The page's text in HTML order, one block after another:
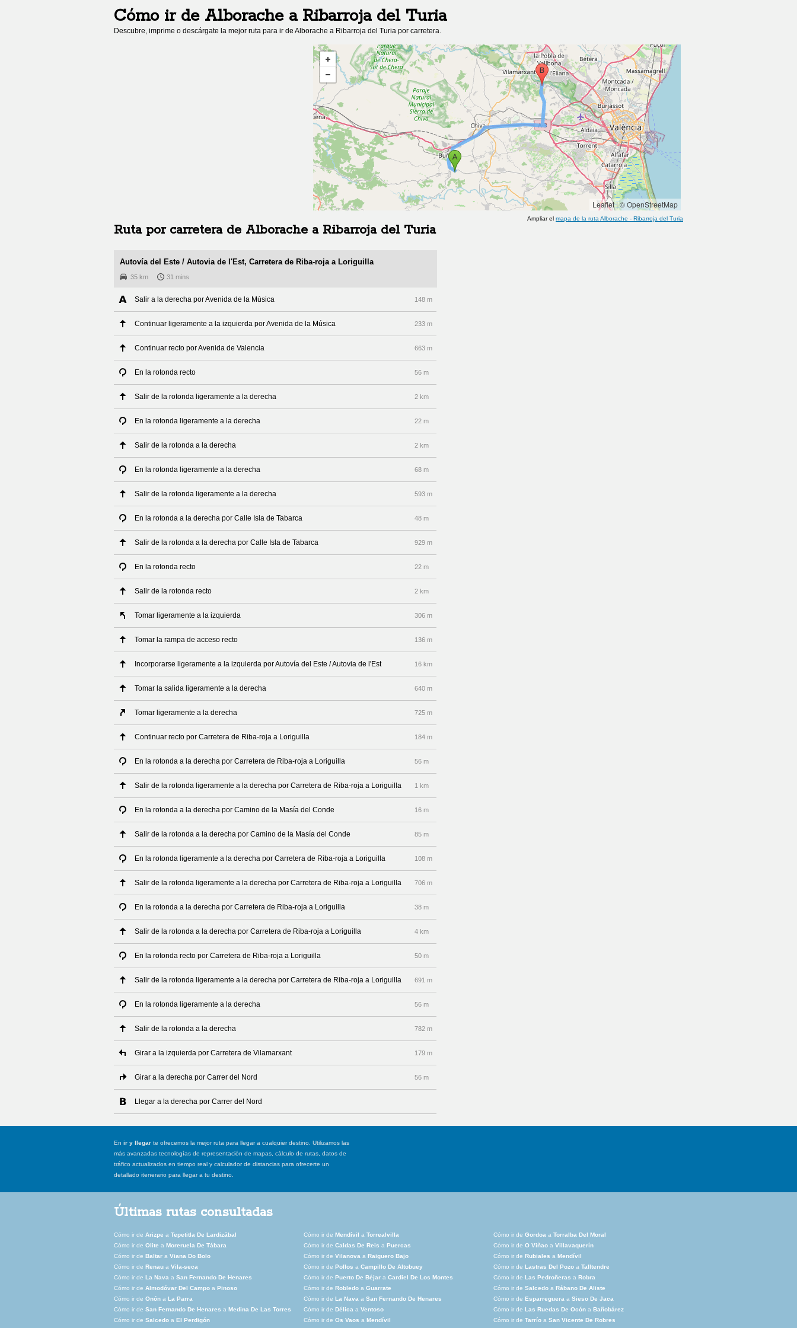
Cómo ir de Alborachea Ribarroja del Turia
Descubre, imprime o descárgate la mejor ruta para ir de Alborache a Ribarroja del Turia por carretera.
Leaflet|© OpenStreetMap
Ampliar el mapa de la ruta Alborache - Ribarroja del Turia
Ruta por carretera de Alborache a Ribarroja del Turia
Autovía del Este / Autovia de l'Est, Carretera de Riba-roja a Loriguilla
35 km 31 mins
Salir a la derecha por Avenida de la Música 148 m
Continuar ligeramente a la izquierda por Avenida de la Música 233 m
Continuar recto por Avenida de Valencia 663 m
En la rotonda recto 56 m
Salir de la rotonda ligeramente a la derecha 2 km
En la rotonda ligeramente a la derecha 22 m
Salir de la rotonda a la derecha 2 km
En la rotonda ligeramente a la derecha 68 m
Salir de la rotonda ligeramente a la derecha 593 m
En la rotonda a la derecha por Calle Isla de Tabarca 48 m
Salir de la rotonda a la derecha por Calle Isla de Tabarca 929 m
En la rotonda recto 22 m
Salir de la rotonda recto 2 km
Tomar ligeramente a la izquierda 306 m
Tomar la rampa de acceso recto 136 m
Incorporarse ligeramente a la izquierda por Autovía del Este / Autovia de l'Est 16 km
Tomar la salida ligeramente a la derecha 640 m
Tomar ligeramente a la derecha 725 m
Continuar recto por Carretera de Riba-roja a Loriguilla 184 m
En la rotonda a la derecha por Carretera de Riba-roja a Loriguilla 56 m
Salir de la rotonda ligeramente a la derecha por Carretera de Riba-roja a Loriguilla 1 km
En la rotonda a la derecha por Camino de la Masía del Conde 16 m
Salir de la rotonda a la derecha por Camino de la Masía del Conde 85 m
En la rotonda ligeramente a la derecha por Carretera de Riba-roja a Loriguilla 108 m
Salir de la rotonda ligeramente a la derecha por Carretera de Riba-roja a Loriguilla 706 m
En la rotonda a la derecha por Carretera de Riba-roja a Loriguilla 38 m
Salir de la rotonda a la derecha por Carretera de Riba-roja a Loriguilla 4 km
En la rotonda recto por Carretera de Riba-roja a Loriguilla 50 m
Salir de la rotonda ligeramente a la derecha por Carretera de Riba-roja a Loriguilla 691 m
En la rotonda ligeramente a la derecha 56 m
Salir de la rotonda a la derecha 782 m
Girar a la izquierda por Carretera de Vilamarxant 179 m
Girar a la derecha por Carrer del Nord 56 m
Llegar a la derecha por Carrer del Nord
En ir y llegar te ofrecemos la mejor ruta para llegar a cualquier destino. Utilizamos las
más avanzadas tecnologías de representación de mapas, cálculo de rutas, datos de
tráfico actualizados en tiempo real y calculador de distancias para ofrecerte un
detallado itenerario para llegar a tu destino.
Últimas rutas consultadas
Cómo ir de Arizpe a Tepetitla De Lardizábal Cómo ir de Mendívil a Torrealvilla Cómo ir de Gordoa a Torralba Del Moral
Cómo ir de Olite a Moreruela De Tábara Cómo ir de Caldas De Reis a Puercas Cómo ir de O Viñao a Villavaquerín
Cómo ir de Baltar a Viana Do Bolo Cómo ir de Vilanova a Raiguero Bajo Cómo ir de Rubiales a Mendívil
Cómo ir de Renau a Vila-seca Cómo ir de Pollos a Campillo De Altobuey Cómo ir de Lastras Del Pozo a Talltendre
Cómo ir de La Nava a San Fernando De Henares Cómo ir de Puerto De Béjar a Cardiel De Los Montes Cómo ir de Las Pedroñeras a Robra
Cómo ir de Almodóvar Del Campo a Pinoso Cómo ir de Robledo a Guarrate Cómo ir de Salcedo a Rábano De Aliste
Cómo ir de Onón a La Parra Cómo ir de La Nava a San Fernando De Henares Cómo ir de Esparreguera a Sieso De Jaca
Cómo ir de San Fernando De Henares a Medina De Las Torres Cómo ir de Délica a Ventoso Cómo ir de Las Ruedas De Ocón a Bañobárez
Cómo ir de Salcedo a El Perdigón Cómo ir de Os Vaos a Mendívil Cómo ir de Tarrío a San Vicente De Robres